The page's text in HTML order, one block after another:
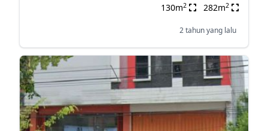
130m2 282m2
2 tahun yang lalu